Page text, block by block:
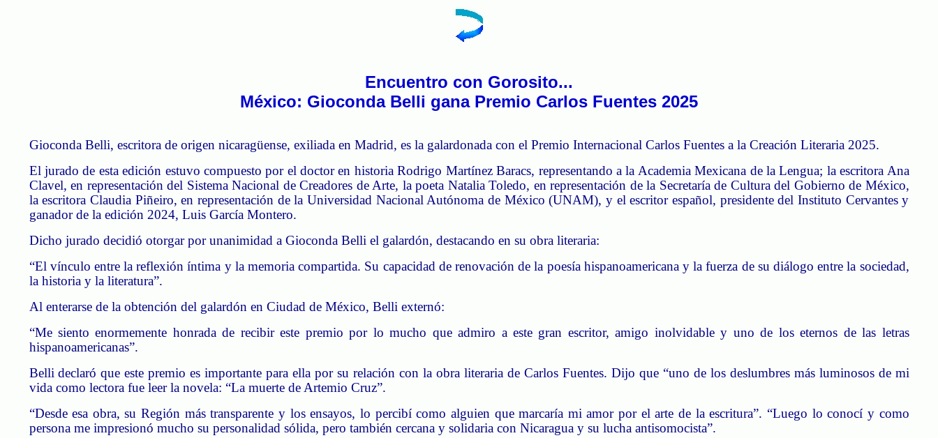
Encuentro con Gorosito...
México: Gioconda Belli gana Premio Carlos Fuentes 2025
Gioconda Belli, escritora de origen nicaragüense, exiliada en Madrid, es la galardonada con el Premio Internacional Carlos Fuentes a la Creación Literaria 2025.
El jurado de esta edición estuvo compuesto por el doctor en historia Rodrigo MartínezBaracs, representando a la Academia Mexicana de la Lengua; la escritora Ana
Clavel, en representación del Sistema Nacional de Creadores de Arte, la poeta Natalia Toledo, en representación de la Secretaría de Cultura del Gobierno de México,
la escritora Claudia Piñeiro, en representación de la Universidad Nacional Autónoma de México (UNAM), y el escritor español, presidente del Instituto Cervantes y
ganador de la edición 2024, Luis García Montero.
Dicho jurado decidió otorgar por unanimidad a Gioconda Belli el galardón, destacando en su obra literaria:
“El vínculo entre la reflexión íntima y la memoria compartida. Su capacidad de renovación de la poesía hispanoamericana y la fuerza de su diálogo entre la sociedad,
la historia y la literatura”.
Al enterarse de la obtención del galardón en Ciudad de México, Belli externó:
“Me siento enormemente honrada de recibir este premio por lo mucho que admiro a este gran escritor, amigo inolvidable y uno de los eternos de las letras
hispanoamericanas”.
Belli declaró que este premio es importante para ella por su relación con la obra literaria de Carlos Fuentes. Dijo que “uno de los deslumbres más luminosos de mi
vida como lectora fue leer la novela: “La muerte de Artemio Cruz”.
“Desde esa obra, su Región más transparente y los ensayos, lo percibí como alguien que marcaría mi amor por el arte de la escritura”. “Luego lo conocí y como
persona me impresionó mucho su personalidad sólida, pero también cercana y solidaria con Nicaragua y su lucha antisomocista”.